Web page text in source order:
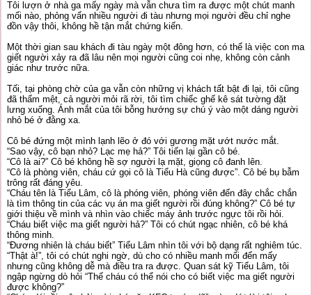
Tôi lượn ở nhà ga mấy ngày mà vẫn chưa tìm ra được một chút manh
mối nào, phỏng vấn nhiều người đi tàu nhưng mọi người đều chỉ nghe
đồn vậy thôi, không hề tận mắt chứng kiến.
Một thời gian sau khách đi tàu ngày một đông hơn, có thể là việc con ma
giết người xảy ra đã lâu nên mọi người cũng coi nhẹ, không còn cảnh
giác như trước nữa.
Tối, tại phòng chờ của ga vẫn còn những vị khách tất bật đi lại, tôi cũng
đã thấm mệt, cả người mỏi rã rời, tôi tìm chiếc ghế kê sát tường đặt
lưng xuống. Ánh mắt của tôi bỗng hướng sự chú ý vào một dáng người
nhỏ bé ở đằng xa.
Cô bé đứng một mình lạnh lẽo ở đó với gương mặt ướt nước mắt.
“Sao vậy, cô bạn nhỏ? Lạc mẹ hả?” Tôi tiến lại gần cô bé.
“Cô là ai?” Cô bé không hề sợ người lạ mặt, giọng cô đanh lên.
“Cô là phòng viên, cháu cứ gọi cô là Tiểu Hà cũng được”. Cô bé bụ bẫm
trông rất đáng yêu.
“Cháu tên là Tiểu Lâm, cô là phóng viên, phóng viên đến đây chắc chắn
là tìm thông tin của các vụ án ma giết người rồi đúng không?” Cô bé tự
giới thiệu về mình và nhìn vào chiếc máy ảnh trước ngực tôi rồi hỏi.
“Cháu biết việc ma giết người hả?” Tôi có chút ngạc nhiên, cô bé khá
thông minh.
“Đương nhiên là cháu biết” Tiểu Lâm nhìn tôi với bộ dạng rất nghiêm túc.
“Thật à!”, tôi có chút nghi ngờ, dù cho có nhiều manh mối đến mấy
nhưng cũng không dễ mà điều tra ra được. Quan sát kỹ Tiểu Lâm, tôi
ngập ngừng dò hỏi “Thế cháu có thể nói cho có biết việc ma giết người
được không?”